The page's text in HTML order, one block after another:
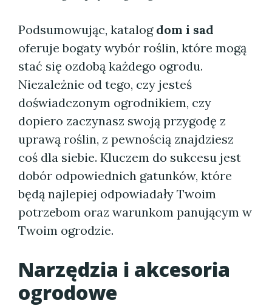
Podsumowując, katalog dom i sad
oferuje bogaty wybór roślin, które mogą
stać się ozdobą każdego ogrodu.
Niezależnie od tego, czy jesteś
doświadczonym ogrodnikiem, czy
dopiero zaczynasz swoją przygodę z
uprawą roślin, z pewnością znajdziesz
coś dla siebie. Kluczem do sukcesu jest
dobór odpowiednich gatunków, które
będą najlepiej odpowiadały Twoim
potrzebom oraz warunkom panującym w
Twoim ogrodzie.
Narzędzia i akcesoria
ogrodowe